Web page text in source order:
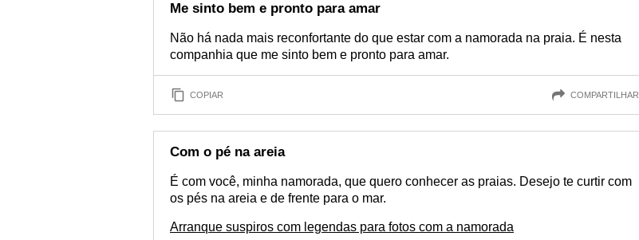
Me sinto bem e pronto para amar
Não há nada mais reconfortante do que estar com a namorada na praia. É nesta
companhia que me sinto bem e pronto para amar.
COPIAR COMPARTILHAR
Com o pé na areia
É com você, minha namorada, que quero conhecer as praias. Desejo te curtir com
os pés na areia e de frente para o mar.
Arranque suspiros com legendas para fotos com a namorada